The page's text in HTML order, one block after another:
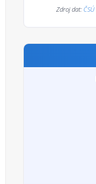
Zdroj dat: ČSÚ